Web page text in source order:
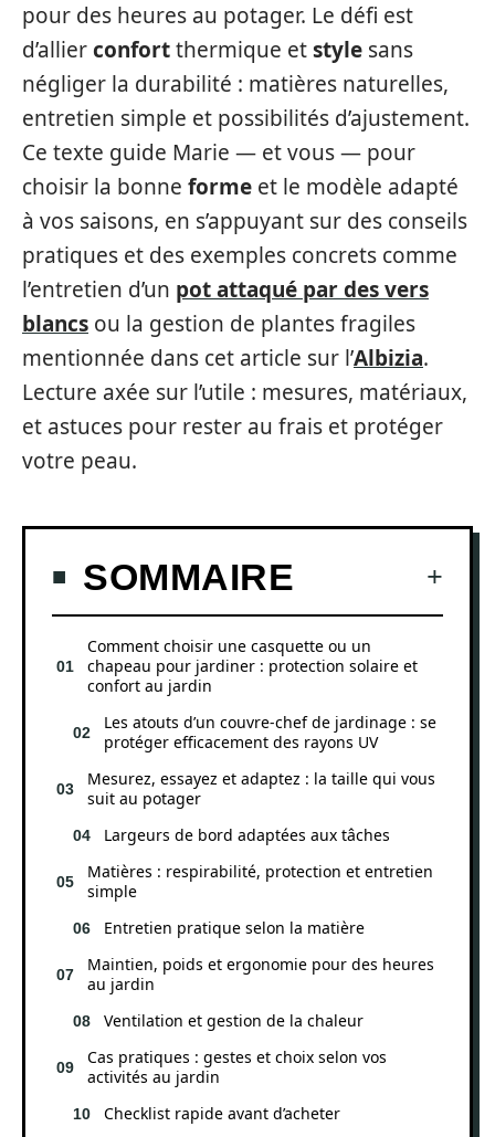
pour des heures au potager. Le défi est
d’allierconfortthermique etstyle sans
négliger la durabilité : matières naturelles,
entretien simple et possibilités d’ajustement.
Ce texte guide Marie — et vous — pour
choisir la bonne forme et le modèle adapté
à vos saisons, en s’appuyant sur des conseils
pratiques et des exemples concrets comme
l’entretien d’un pot attaqué par des vers
blancs ou la gestion de plantes fragiles
mentionnée dans cet article sur l’Albizia.
Lecture axée sur l’utile : mesures, matériaux,
et astuces pour rester au frais et protéger
votre peau.
SOMMAIRE
Comment choisir une casquette ou un
chapeau pour jardiner : protection solaire et
confort au jardin
Les atouts d’un couvre-chef de jardinage : se
protéger efficacement des rayons UV
Mesurez, essayez et adaptez : la taille qui vous
suit au potager
Largeurs de bord adaptées aux tâches
Matières : respirabilité, protection et entretien
simple
Entretien pratique selon la matière
Maintien, poids et ergonomie pour des heures
au jardin
Ventilation et gestion de la chaleur
Cas pratiques : gestes et choix selon vos
activités au jardin
Checklist rapide avant d’acheter